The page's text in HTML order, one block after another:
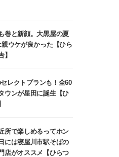
巻と新顔。大黒屋の夏
ウケが良かった【ひら
】
レクトプランも！全60
ウンが星田に誕生【ひ
所で楽しめるってホン
には寝屋川市駅そばの
店がオススメ【ひらつ